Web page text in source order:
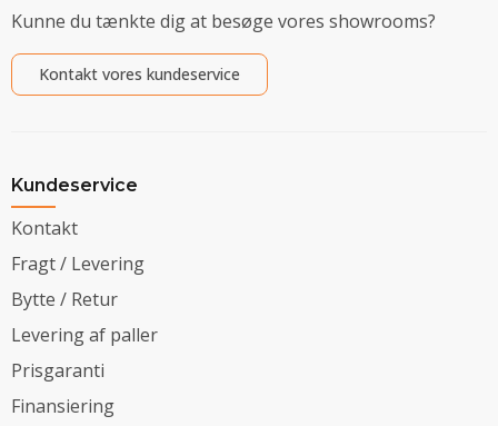
Kunne du tænkte dig at besøge vores showrooms?
Kontakt vores kundeservice
Kundeservice
Kontakt
Fragt / Levering
Bytte / Retur
Levering af paller
Prisgaranti
Finansiering